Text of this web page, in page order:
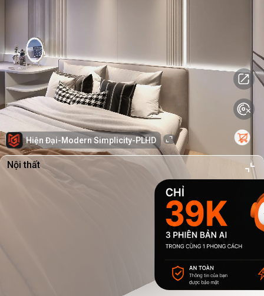
Hiện Đại-Modern Simplicity-PLHD
Nội thất